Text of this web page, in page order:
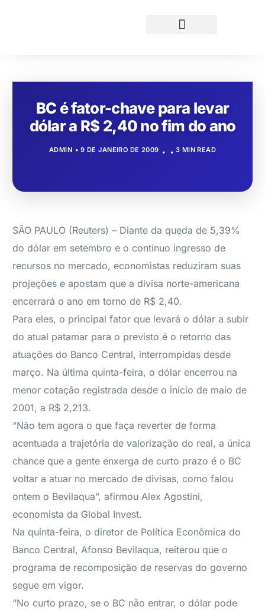
BC é fator-chave para levar
dólar a R$ 2,40 no fim do ano
ADMIN 9 DE JANEIRO DE 2009 3 MIN READ
SÃO PAULO (Reuters) – Diante da queda de 5,39%
do dólar em setembro e o contínuo ingresso de
recursos no mercado, economistas reduziram suas
projeções e apostam que a divisa norte-americana
encerrará o ano em torno de R$ 2,40.
Para eles, o principal fator que levará o dólar a subir
do atual patamar para o previsto é o retorno das
atuações do Banco Central, interrompidas desde
março. Na última quinta-feira, o dólar encerrou na
menor cotação registrada desde o início de maio de
2001, a R$ 2,213.
“Não tem agora o que faça reverter de forma
acentuada a trajetória de valorização do real, a única
chance que a gente enxerga de curto prazo é o BC
voltar a atuar no mercado de divisas, como falou
ontem o Bevilaqua”, afirmou Alex Agostini,
economista da Global Invest.
Na quinta-feira, o diretor de Política Econômica do
Banco Central, Afonso Bevilaqua, reiterou que o
programa de recomposição de reservas do governo
segue em vigor.
“No curto prazo, se o BC não entrar, o dólar pode